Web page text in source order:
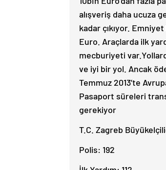
alışveriş daha ucuza
kadar çıkıyor.
Euro. Araçlarda ilk
mecburiyeti var.
ve iyi bir yol. Ancak
Temmuz 2013’te
Pasaport süreleri
gerekiyor
T.C. Zagreb
Polis: 192